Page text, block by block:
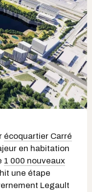
écoquartier Carré
en habitation
1 000 nouveaux
une étape
Legault